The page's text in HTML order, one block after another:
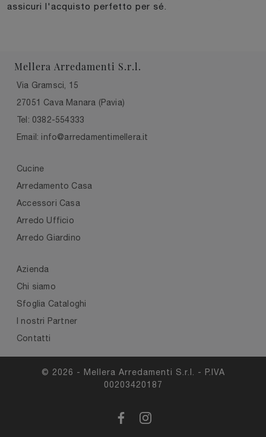
assicuri l'acquisto perfetto per sé.
Mellera Arredamenti S.r.l.
Via Gramsci, 15
27051 Cava Manara (Pavia)
Tel: 0382-554333
Email: info@arredamentimellera.it
Cucine
Arredamento Casa
Accessori Casa
Arredo Ufficio
Arredo Giardino
Azienda
Chi siamo
Sfoglia Cataloghi
I nostri Partner
Contatti
© 2026 - Mellera Arredamenti S.r.l. - P.IVA
00203420187